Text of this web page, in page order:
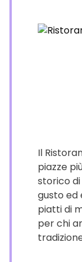
Il
piazze
storico
gusto ed
piatti di
per chi